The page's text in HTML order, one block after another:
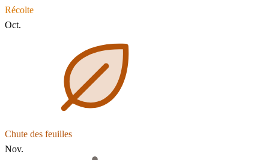
Récolte
Oct.
Chute des feuilles
Nov.